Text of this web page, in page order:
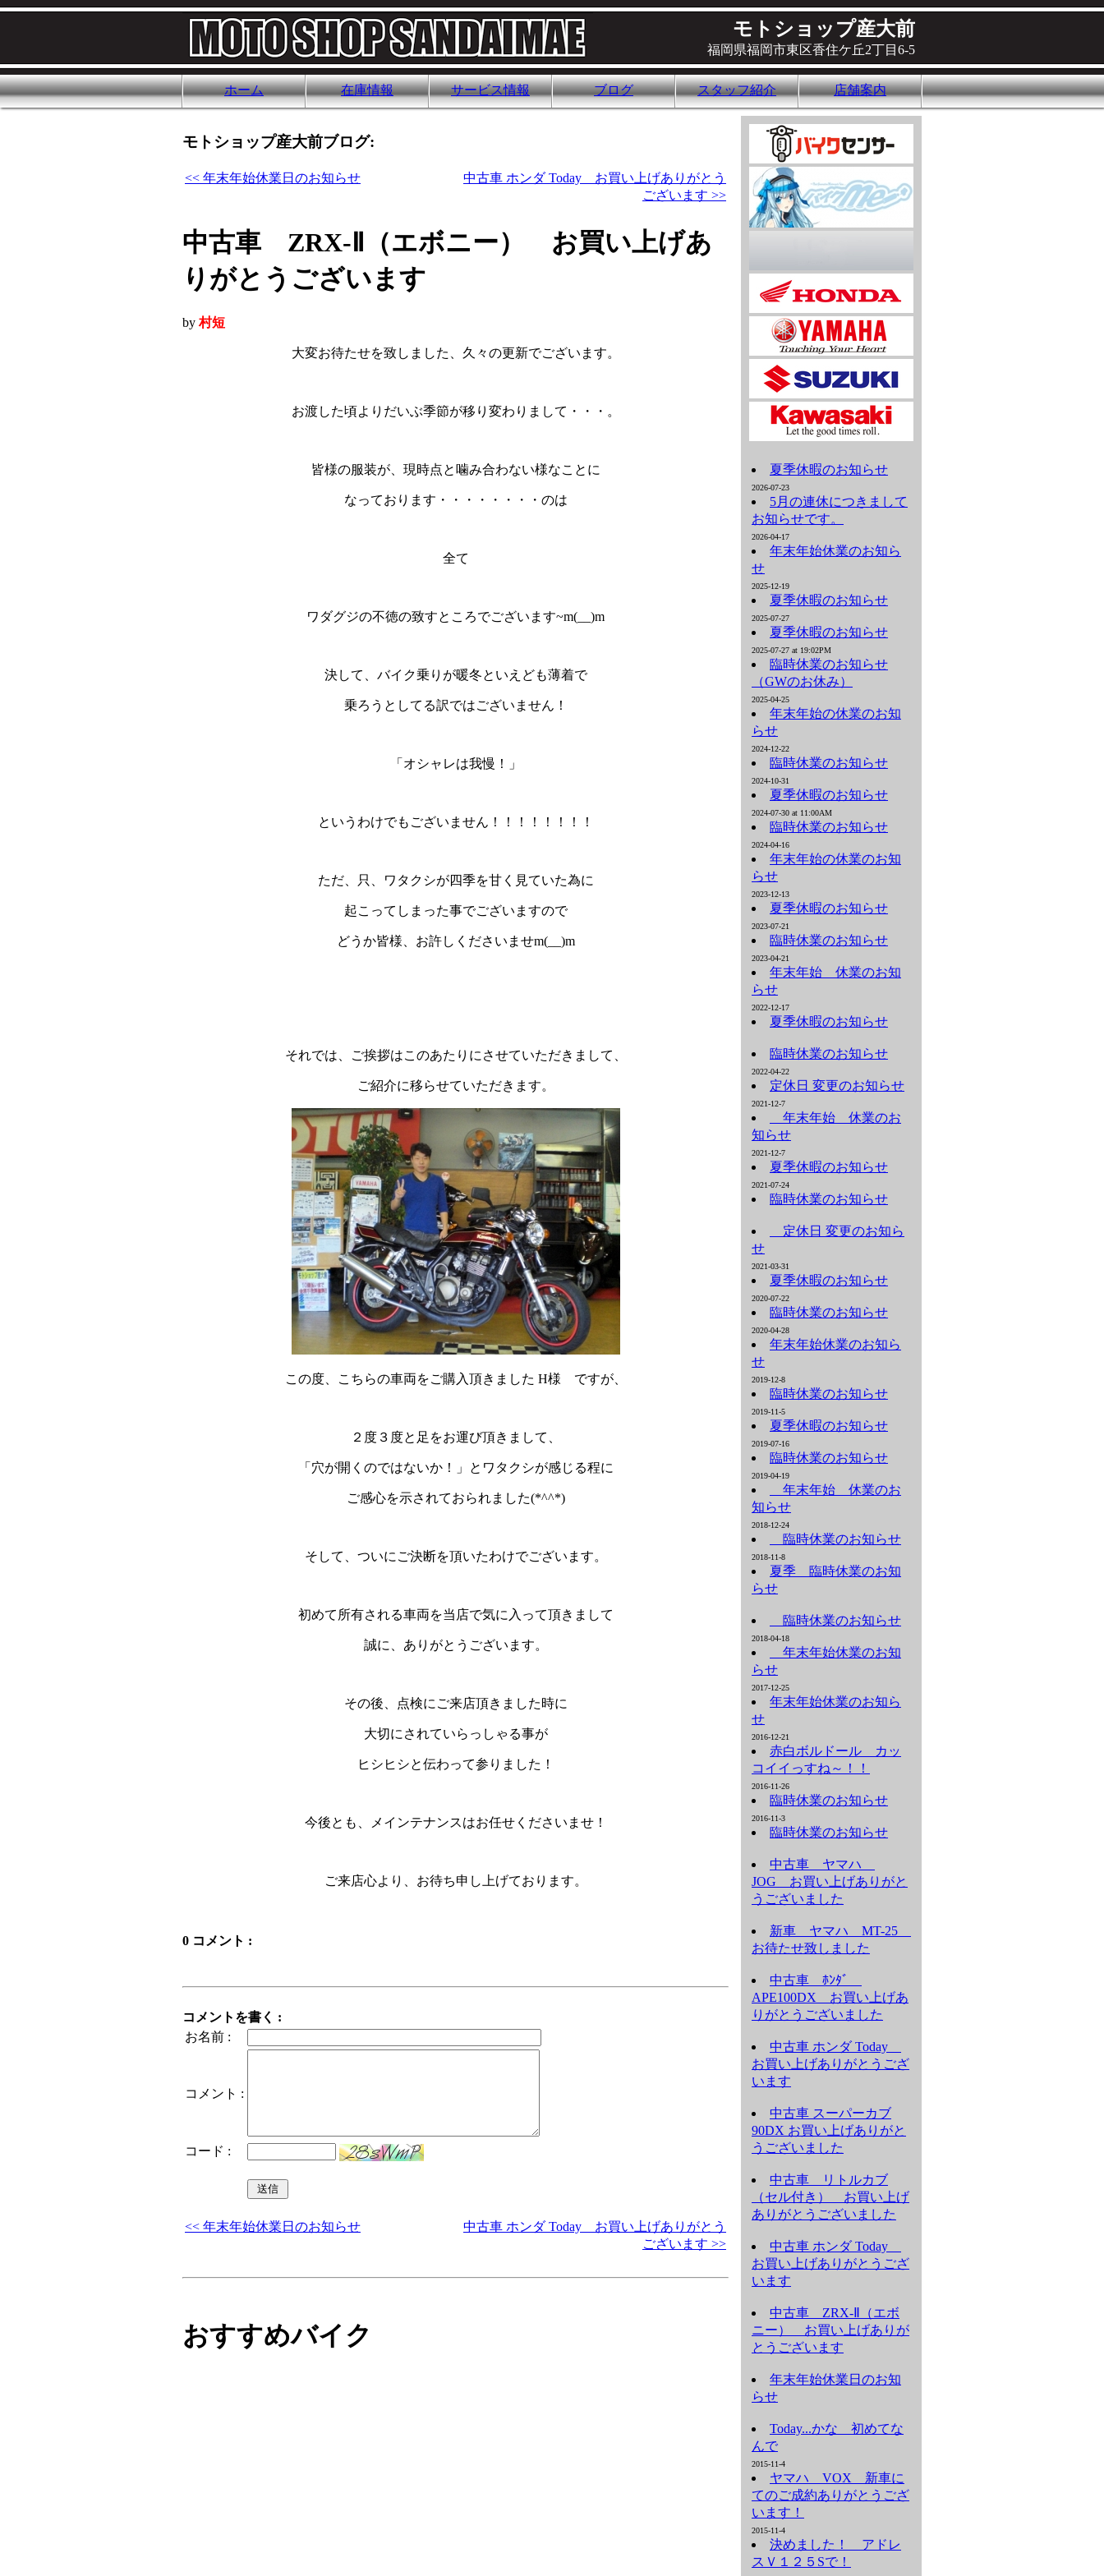
モトショップ産大前
福岡県福岡市東区香住ケ丘2丁目6-5
ホーム 在庫情報 サービス情報 ブログ スタッフ紹介 店舗案内
モトショップ産大前ブログ:
<< 年末年始休業日のお知らせ
中古車 ホンダ Today お買い上げありがとう
ございます >>
中古車 ZRX-Ⅱ（エボニー） お買い上げあ
りがとうございます
by村短
大変お待たせを致しました、久々の更新でございます。
お渡した頃よりだいぶ季節が移り変わりまして・・・。
皆様の服装が、現時点と噛み合わない様なことに
なっております・・・・・・・・のは
全て
ワダグジの不徳の致すところでございます~m(__)m
決して、バイク乗りが暖冬といえども薄着で
乗ろうとしてる訳ではございません！
「オシャレは我慢！」
というわけでもございません！！！！！！！！
ただ、只、ワタクシが四季を甘く見ていた為に
起こってしまった事でございますので
どうか皆様、お許しくださいませm(__)m
それでは、ご挨拶はこのあたりにさせていただきまして、
ご紹介に移らせていただきます。
この度、こちらの車両をご購入頂きました H様 ですが、
２度３度と足をお運び頂きまして、
「穴が開くのではないか！」とワタクシが感じる程に
ご感心を示されておられました(*^^*)
そして、ついにご決断を頂いたわけでございます。
初めて所有される車両を当店で気に入って頂きまして
誠に、ありがとうございます。
その後、点検にご来店頂きました時に
大切にされていらっしゃる事が
ヒシヒシと伝わって参りました！
今後とも、メインテナンスはお任せくださいませ！
ご来店心より、お待ち申し上げております。
0 コメント :
コメントを書く :
お名前 :
コメント :
コード :
<< 年末年始休業日のお知らせ
中古車 ホンダ Today お買い上げありがとう
ございます >>
おすすめバイク
夏季休暇のお知らせ
2026-07-23
5月の連休につきまして
お知らせです。
2026-04-17
年末年始休業のお知ら
せ
2025-12-19
夏季休暇のお知らせ
2025-07-27
夏季休暇のお知らせ
2025-07-27 at 19:02PM
臨時休業のお知らせ
（GWのお休み）
2025-04-25
年末年始の休業のお知
らせ
2024-12-22
臨時休業のお知らせ
2024-10-31
夏季休暇のお知らせ
2024-07-30 at 11:00AM
臨時休業のお知らせ
2024-04-16
年末年始の休業のお知
らせ
2023-12-13
夏季休暇のお知らせ
2023-07-21
臨時休業のお知らせ
2023-04-21
年末年始 休業のお知
らせ
2022-12-17
夏季休暇のお知らせ
臨時休業のお知らせ
2022-04-22
定休日 変更のお知らせ
2021-12-7
年末年始 休業のお
知らせ
2021-12-7
夏季休暇のお知らせ
2021-07-24
臨時休業のお知らせ
定休日 変更のお知ら
せ
2021-03-31
夏季休暇のお知らせ
2020-07-22
臨時休業のお知らせ
2020-04-28
年末年始休業のお知ら
せ
2019-12-8
臨時休業のお知らせ
2019-11-5
夏季休暇のお知らせ
2019-07-16
臨時休業のお知らせ
2019-04-19
年末年始 休業のお
知らせ
2018-12-24
臨時休業のお知らせ
2018-11-8
夏季 臨時休業のお知
らせ
臨時休業のお知らせ
2018-04-18
年末年始休業のお知
らせ
2017-12-25
年末年始休業のお知ら
せ
2016-12-21
赤白ボルドール カッ
コイイっすね～！！
2016-11-26
臨時休業のお知らせ
2016-11-3
臨時休業のお知らせ
中古車 ヤマハ
JOG お買い上げありがと
うございました
新車 ヤマハ MT-25
お待たせ致しました
中古車 ﾎﾝﾀﾞ
APE100DX お買い上げあ
りがとうございました
中古車 ホンダ Today
お買い上げありがとうござ
います
中古車 スーパーカブ
90DX お買い上げありがと
うございました
中古車 リトルカブ
（セル付き） お買い上げ
ありがとうございました
中古車 ホンダ Today
お買い上げありがとうござ
います
中古車 ZRX-Ⅱ（エボ
ニー） お買い上げありが
とうございます
年末年始休業日のお知
らせ
Today...かな 初めてな
んで
2015-11-4
ヤマハ VOX 新車に
てのご成約ありがとうござ
います！
2015-11-4
決めました！ アドレ
スＶ１２５Sで！